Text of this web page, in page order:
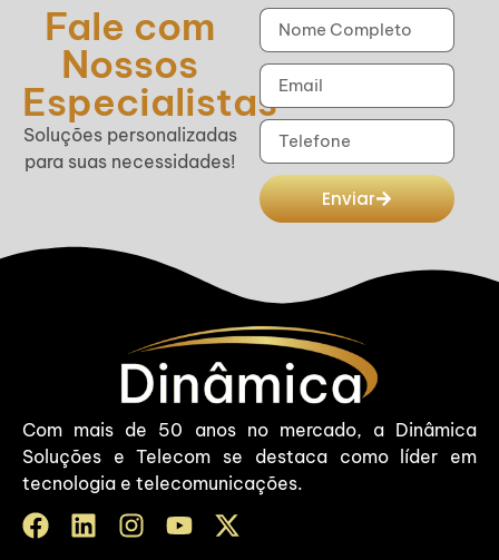
Fale com
Nossos
Especialistas
Soluções personalizadas
para suas necessidades!
Enviar
Com mais de 50 anos no mercado, a Dinâmica
Soluções e Telecom se destaca como líder em
tecnologia e telecomunicações.